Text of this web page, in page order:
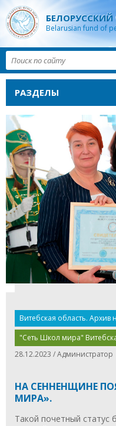
Belarusian fund of
РАЗДЕЛЫ
Витебская область. Архив
"Сеть Школ мира"
28.12.2023 / Администратор
НА СЕННЕНЩИНЕ
МИРА».
Такой почетный статус